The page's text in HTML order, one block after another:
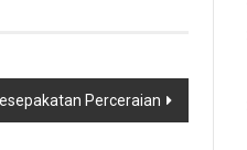
Perceraian